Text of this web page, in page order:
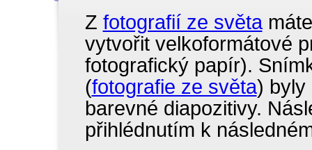
Z fotografií ze světa
vytvořit velkoformátové
fotografický papír).
(fotografie ze světa) byly
barevné diapozitivy.
přihlédnutím k